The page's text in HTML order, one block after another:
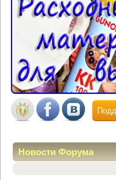
Новости Форума